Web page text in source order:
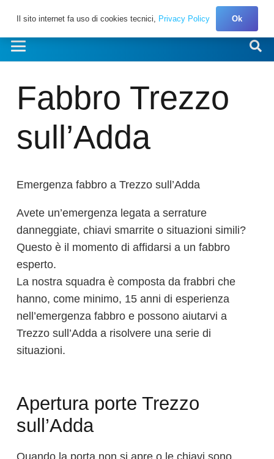
Fabbro Trezzo
sull’Adda
Emergenza fabbro a Trezzo sull’Adda
Avete un’emergenza legata a serrature
danneggiate, chiavi smarrite o situazioni simili?
Questo è il momento di affidarsi a un fabbro
esperto.
La nostra squadra è composta da frabbri che
hanno, come minimo, 15 anni di esperienza
nell’emergenza fabbro e possono aiutarvi a
Trezzo sull’Adda a risolvere una serie di
situazioni.
Apertura porte Trezzo
sull’Adda
Quando la porta non si apre o le chiavi sono
Il sito internet fa uso di cookies tecnici, Privacy Policy Ok